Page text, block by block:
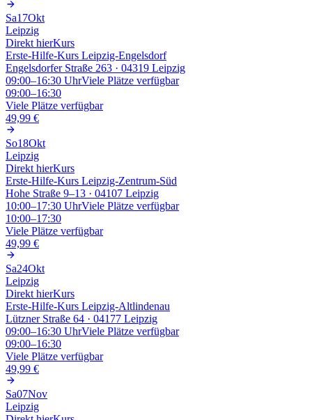
Sa17Okt
Leipzig
Direkt hierKurs
Erste-Hilfe-Kurs Leipzig-Engelsdorf
Engelsdorfer Straße 263 · 04319 Leipzig
09:00–16:30 UhrViele Plätze verfügbar
09:00–16:30
Viele Plätze verfügbar
49,99 €
So18Okt
Leipzig
Direkt hierKurs
Erste-Hilfe-Kurs Leipzig-Zentrum-Süd
Hohe Straße 9–13 · 04107 Leipzig
10:00–17:30 UhrViele Plätze verfügbar
10:00–17:30
Viele Plätze verfügbar
49,99 €
Sa24Okt
Leipzig
Direkt hierKurs
Erste-Hilfe-Kurs Leipzig-Altlindenau
Lützner Straße 64 · 04177 Leipzig
09:00–16:30 UhrViele Plätze verfügbar
09:00–16:30
Viele Plätze verfügbar
49,99 €
Sa07Nov
Leipzig